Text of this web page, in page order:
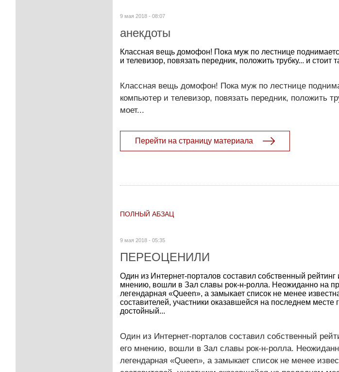
9 мая 2018 - 08:07
анекдоты
Классная вещь домофон! Пока муж по лестнице
и телевизор, повязать передник, положить трубку... и стоит
Классная вещь домофон! Пока муж по лестнице
компьютер и телевизор, повязать передник, положить
моет...
Перейти на страницу материала
ПОЛНЫЙ АБЗАЦ
9 мая 2018 - 05:35
ПЕРЕОЦЕНИЛИ
Один из Интернет-порталов составил собственный
мнению, вошли в Зал славы рок-н-ролла. Неожиданно на
легендарная «Queen», а замыкает список не менее
составителей, участники оказавшейся на последнем
достойный...
Один из Интернет-порталов составил собственный
его мнению, вошли в Зал славы рок-н-ролла.
легендарная «Queen», а замыкает список не менее